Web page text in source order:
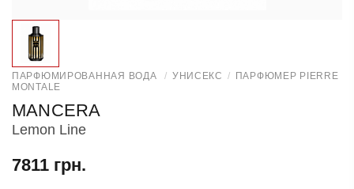
ПАРФЮМИРОВАННАЯ ВОДА / УНИСЕКС /
ПАРФЮМЕР PIERRE
MONTALE
MANCERA
Lemon Line
7811 грн.